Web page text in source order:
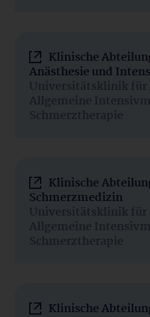
Klinische
Anästhesie und
Universitätsklinik für
Allgemeine
Schmerztherapie
Klinische
Schmerzmedizin
Universitätsklinik für
Allgemeine
Schmerztherapie
Klinische